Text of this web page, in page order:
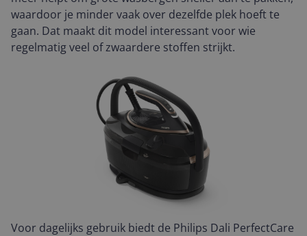
waardoor je minder vaak over dezelfde plek hoeft te
gaan. Dat maakt dit model interessant voor wie
regelmatig veel of zwaardere stoffen strijkt.
Voor dagelijks gebruik biedt de Philips Dali PerfectCare